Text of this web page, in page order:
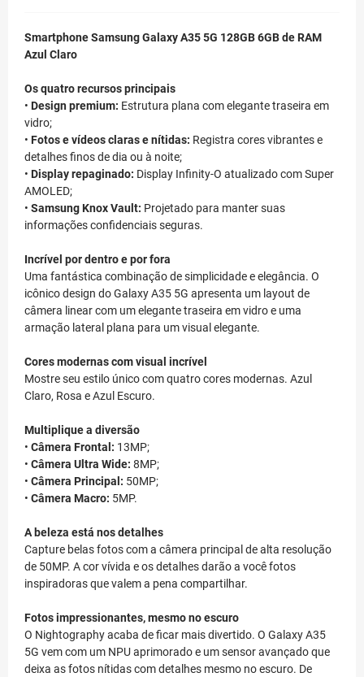
Smartphone Samsung Galaxy A35 5G 128GB 6GB de RAM
Azul Claro
Os quatro recursos principais
• Design premium: Estrutura plana com elegante traseira em
vidro;
• Fotos e vídeos claras e nítidas: Registra cores vibrantes e
detalhes finos de dia ou à noite;
• Display repaginado: Display Infinity-O atualizado com Super
AMOLED;
• Samsung Knox Vault: Projetado para manter suas
informações confidenciais seguras.
Incrível por dentro e por fora
Uma fantástica combinação de simplicidade e elegância. O
icônico design do Galaxy A35 5G apresenta um layout de
câmera linear com um elegante traseira em vidro e uma
armação lateral plana para um visual elegante.
Cores modernas com visual incrível
Mostre seu estilo único com quatro cores modernas. Azul
Claro, Rosa e Azul Escuro.
Multiplique a diversão
• Câmera Frontal: 13MP;
• Câmera Ultra Wide: 8MP;
• Câmera Principal: 50MP;
• Câmera Macro: 5MP.
A beleza está nos detalhes
Capture belas fotos com a câmera principal de alta resolução
de 50MP. A cor vívida e os detalhes darão a você fotos
inspiradoras que valem a pena compartilhar.
Fotos impressionantes, mesmo no escuro
O Nightography acaba de ficar mais divertido. O Galaxy A35
5G vem com um NPU aprimorado e um sensor avançado que
deixa as fotos nítidas com detalhes mesmo no escuro. De